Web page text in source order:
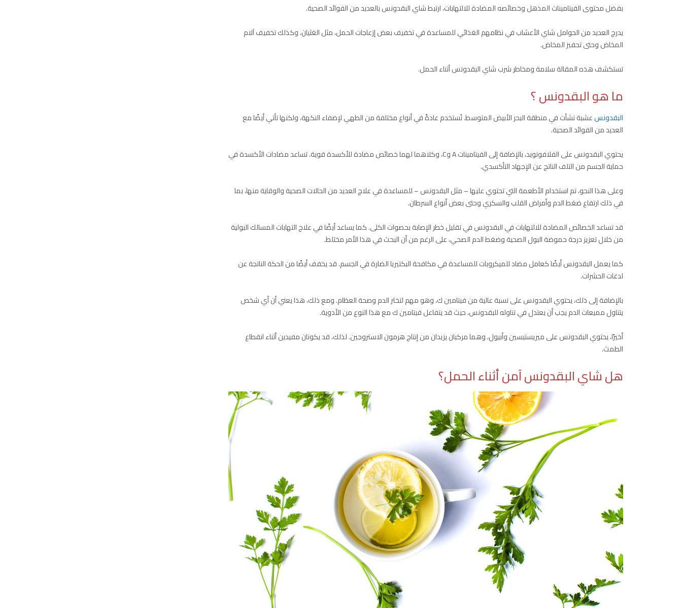
بفضل محتوى الفيتامينات المذهل وخصائصه المضادة للالتهابات، ارتبط شاي البقدونس بالعديد من الفوائد الصحية.
يدرج العديد من الحوامل شاي الأعشاب في نظامهم الغذائي للمساعدة في تخفيف بعض إزعاجات الحمل، مثل الغثيان، وكذلك تخفيف آلام
المخاض وحتى تحفيز المخاض.
تستكشف هذه المقالة سلامة ومخاطر شرب شاي البقدونس أثناء الحمل.
ما هو البقدونس ؟
البقدونسعشبة نشأت في منطقة البحر الأبيض المتوسط. تُستخدم عادةً في أنواع مختلفة من الطهي لإضفاء النكهة، ولكنها تأتي أيضًا مع
العديد من الفوائد الصحية.
يحتوي البقدونس على الفلافونويد، بالإضافة إلى الفيتامينات A وC، وكلاهما لهما خصائص مضادة للأكسدة قوية. تساعد مضادات الأكسدة في
حماية الجسم من التلف الناتج عن الإجهاد التأكسدي.
وعلى هذا النحو، تم استخدام الأطعمة التي تحتوي عليها – مثل البقدونس – للمساعدة في علاج العديد من الحالات الصحية والوقاية منها، بما
في ذلك ارتفاع ضغط الدم وأمراض القلب والسكري وحتى بعض أنواع السرطان.
قد تساعد الخصائص المضادة للالتهابات في البقدونس في تقليل خطر الإصابة بحصوات الكلى. كما يساعد أيضًا في علاج التهابات المسالك البولية
من خلال تعزيز درجة حموضة البول الصحية وضغط الدم الصحي، على الرغم من أن البحث في هذا الأمر مختلط.
كما يعمل البقدونس أيضًا كعامل مضاد للميكروبات للمساعدة في مكافحة البكتيريا الضارة في الجسم. قد يخفف أيضًا من الحكة الناتجة عن
لدغات الحشرات.
بالإضافة إلى ذلك، يحتوي البقدونس على نسبة عالية من فيتامين ك، وهو مهم لتخثر الدم وصحة العظام. ومع ذلك، هذا يعني أن أي شخص
يتناول مميعات الدم يجب أن يعتدل في تناوله للبقدونس، حيث قد يتفاعل فيتامين ك مع هذا النوع من الأدوية.
أخيرًا، يحتوي البقدونس على ميريستيسين وأبيول، وهما مركبان يزيدان من إنتاج هرمون الاستروجين. لذلك، قد يكونان مفيدين أثناء انقطاع
الطمث.
هل شاي البقدونس آمن أثناء الحمل؟